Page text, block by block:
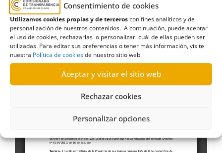
Consentimiento de cookies
Utilizamos cookies propias y de terceroscon fines analíticos y de
personalización de nuestros contenidos. A continuación, puede aceptar
el uso de cookies, rechazarlas o personalizar cuál de ellas pueden ser
utilizadas. Para editar sus preferencias o tener más información, visite
nuestra Política de cookiesde nuestro sitio web.
Aceptar y visitar el sitio web
Rechazar cookies
Personalizar opciones